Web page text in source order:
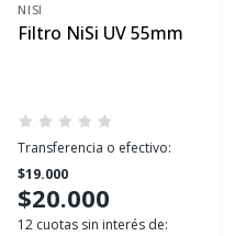
NISI
Filtro NiSi UV 55mm
Transferencia o efectivo:
$19.000
$20.000
12 cuotas sin interés de: